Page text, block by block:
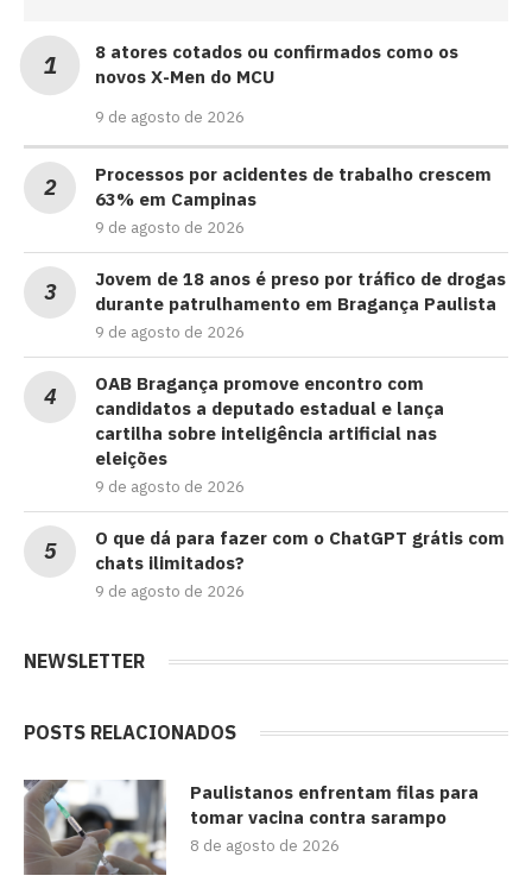
8 atores cotados ou confirmados como os
novos X-Men do MCU
9 de agosto de 2026
Processos por acidentes de trabalho crescem
63% em Campinas
9 de agosto de 2026
Jovem de 18 anos é preso por tráfico de drogas
durante patrulhamento em Bragança Paulista
9 de agosto de 2026
OAB Bragança promove encontro com
candidatos a deputado estadual e lança
cartilha sobre inteligência artificial nas
eleições
9 de agosto de 2026
O que dá para fazer com o ChatGPT grátis com
chats ilimitados?
9 de agosto de 2026
NEWSLETTER
POSTS RELACIONADOS
Paulistanos enfrentam filas para
tomar vacina contra sarampo
8 de agosto de 2026